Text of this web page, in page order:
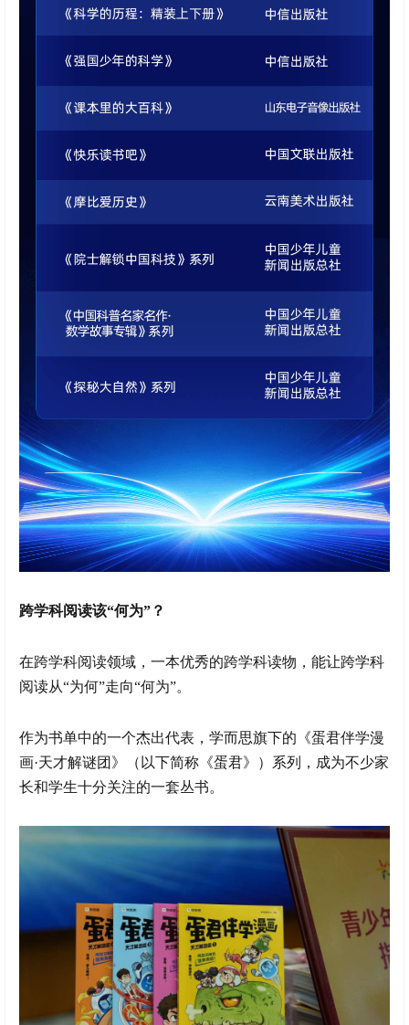
跨学科阅读该“何为”？
在跨学科阅读领域，一本优秀的跨学科读物，能让跨学科
阅读从“为何”走向“何为”。
作为书单中的一个杰出代表，学而思旗下的《蛋君伴学漫
画·天才解谜团》（以下简称《蛋君》）系列，成为不少家
长和学生十分关注的一套丛书。